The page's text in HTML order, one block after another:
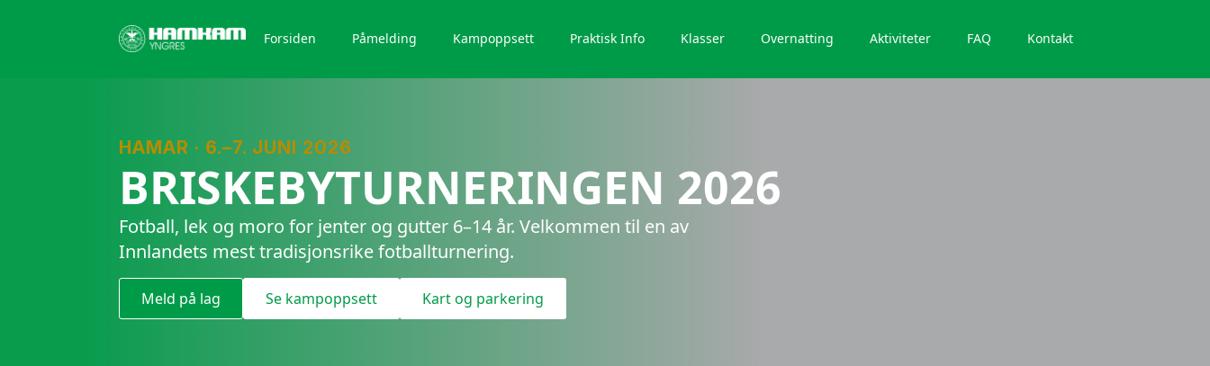
Forsiden Påmelding Kampoppsett Praktisk Info Klasser Overnatting Aktiviteter FAQ Kontakt
HAMAR · 6.–7. JUNI 2026
BRISKEBYTURNERINGEN 2026
Fotball, lek og moro for jenter og gutter 6–14 år. Velkommen til en av
Innlandets mest tradisjonsrike fotballturnering.
Meld på lag Se kampoppsett Kart og parkering